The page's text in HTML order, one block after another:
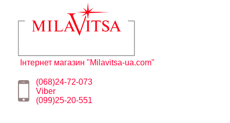
Інтернет магазин "Milavitsa-ua.com"
(068)24-72-073
Viber
(099)25-20-551